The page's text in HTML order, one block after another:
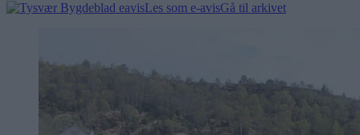
Les som e-avisGå til arkivet